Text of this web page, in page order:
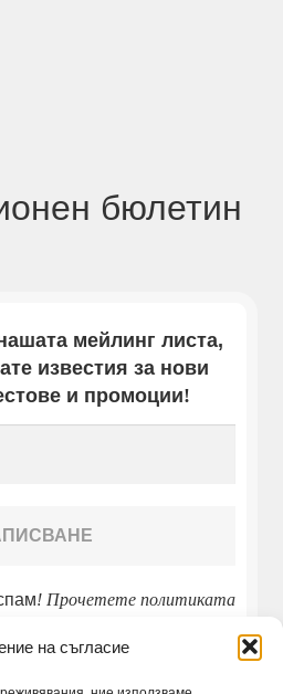
на съгласие
бюлетин
мейлинг листа,
известия за нови
и промоции!
! Прочетете политиката